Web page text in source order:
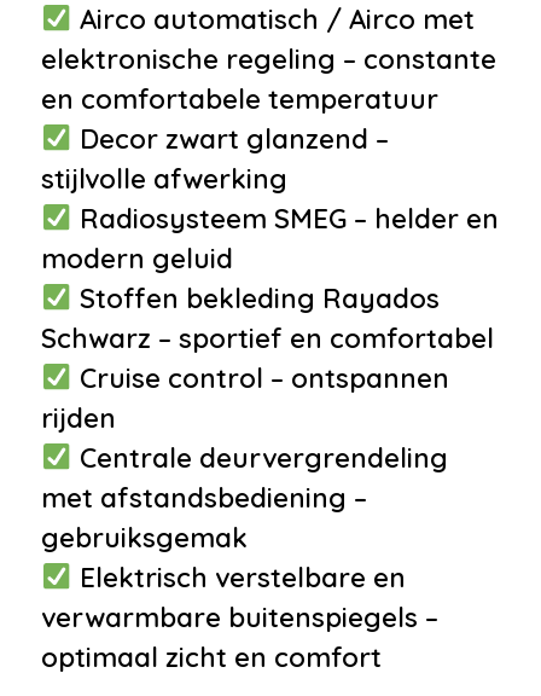
•Anti Blokkeer Systeem
•Anti doorSlip Regeling
•Brake Assist System
•Elektronisch Stabiliteits
Programma
•Isofix bevestiging voor
kinderzitjes
•Airbag(s) hoofd achter
•Airbag(s) hoofd voor
•Airbag(s) side voor
•Airbag bestuurder
•Airbag passagier
•Alarm klasse 1(startblokkering)
•Bandenspanningscontrolesysteem
•Derde remlicht
•Hill hold functie
Overige
Airco automatisch / Airco met
elektronische regeling – constante
en comfortabele temperatuur
Decor zwart glanzend –
stijlvolle afwerking
Radiosysteem SMEG – helder en
modern geluid
Stoffen bekleding Rayados
Schwarz – sportief en comfortabel
Cruise control – ontspannen
rijden
Centrale deurvergrendeling
met afstandsbediening –
gebruiksgemak
Elektrisch verstelbare en
verwarmbare buitenspiegels –
optimaal zicht en comfort